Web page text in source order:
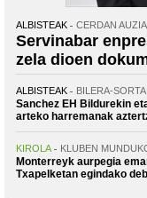
ALBISTEAK CERDAN AUZIA
Servinabar
zela dioen
ALBISTEAK BILERA-SORTA
Sanchez EH Bildurekin
arteko harremanak
KIROLA KLUBEN
Monterreyk aurpegia
Txapelketan egindako